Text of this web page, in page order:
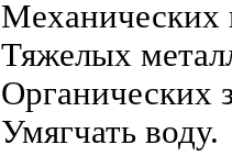
Механических
Тяжелых
Органических
Умягчать воду.